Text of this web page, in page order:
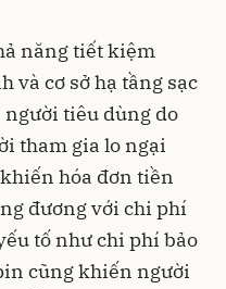
năng tiết kiệm
và cơ sở hạ tầng sạc
tiêu dùng do
tham gia lo ngại
hóa đơn tiền
đương với chi phí
tố như chi phí bảo
cũng khiến người